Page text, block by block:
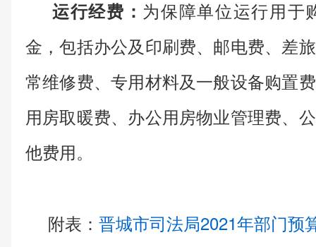
运行经费： 为保障单位运行用于
金，包括办公及印刷费、邮电费、差
常维修费、专用材料及一般设备购置
用房取暖费、办公用房物业管理费、
他费用。
附表： 晋城市司法局2021年部门预